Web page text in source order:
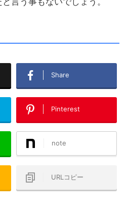
Share
Pinterest
note
URLコピー